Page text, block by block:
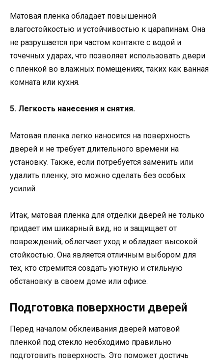
Матовая пленка обладает повышенной
влагостойкостью и устойчивостью к царапинам. Она
не разрушается при частом контакте с водой и
точечных ударах, что позволяет использовать двери
с пленкой во влажных помещениях, таких как ванная
комната или кухня.
5. Легкость нанесения и снятия.
Матовая пленка легко наносится на поверхность
дверей и не требует длительного времени на
установку. Также, если потребуется заменить или
удалить пленку, это можно сделать без особых
усилий.
Итак, матовая пленка для отделки дверей не только
придает им шикарный вид, но и защищает от
повреждений, облегчает уход и обладает высокой
стойкостью. Она является отличным выбором для
тех, кто стремится создать уютную и стильную
обстановку в своем доме или офисе.
Подготовка поверхности дверей
Перед началом обклеивания дверей матовой
пленкой под стекло необходимо правильно
подготовить поверхность. Это поможет достичь